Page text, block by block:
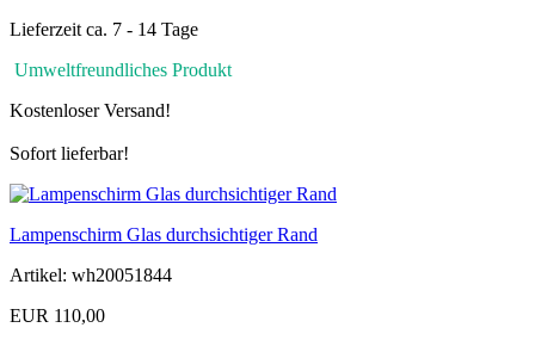
Lieferzeit ca. 7 - 14 Tage
Umweltfreundliches Produkt
Kostenloser Versand!
Sofort lieferbar!
Lampenschirm Glas durchsichtiger Rand
Artikel: wh20051844
EUR 110,00